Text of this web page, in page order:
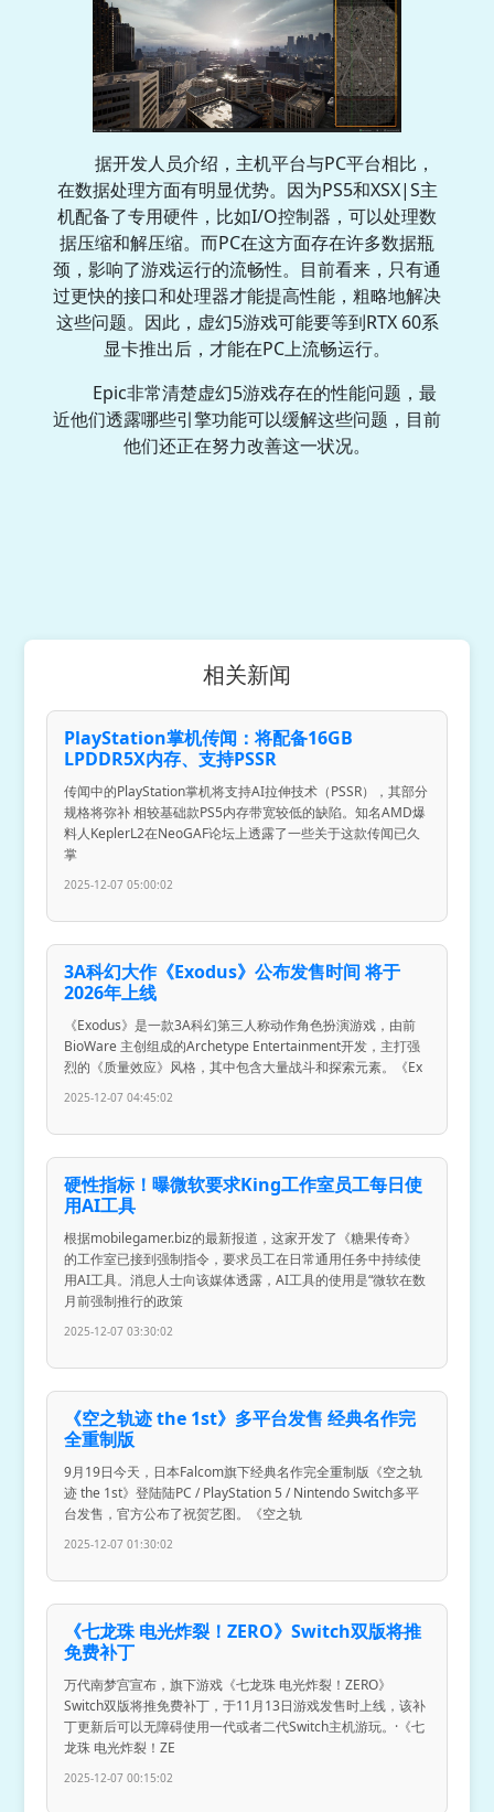
据开发人员介绍，主机平台与PC平台相比，
在数据处理方面有明显优势。因为PS5和XSX|S主
机配备了专用硬件，比如I/O控制器，可以处理数
据压缩和解压缩。而PC在这方面存在许多数据瓶
颈，影响了游戏运行的流畅性。目前看来，只有通
过更快的接口和处理器才能提高性能，粗略地解决
这些问题。因此，虚幻5游戏可能要等到RTX 60系
显卡推出后，才能在PC上流畅运行。
Epic非常清楚虚幻5游戏存在的性能问题，最
近他们透露哪些引擎功能可以缓解这些问题，目前
他们还正在努力改善这一状况。
相关新闻
PlayStation掌机传闻：将配备16GB
LPDDR5X内存、支持PSSR
传闻中的PlayStation掌机将支持AI拉伸技术（PSSR），其部分
规格将弥补 相较基础款PS5内存带宽较低的缺陷。知名AMD爆
料人KeplerL2在NeoGAF论坛上透露了一些关于这款传闻已久
掌
2025-12-07 05:00:02
3A科幻大作《Exodus》公布发售时间 将于
2026年上线
《Exodus》是一款3A科幻第三人称动作角色扮演游戏，由前
BioWare 主创组成的Archetype Entertainment开发，主打强
烈的《质量效应》风格，其中包含大量战斗和探索元素。《Ex
2025-12-07 04:45:02
硬性指标！曝微软要求King工作室员工每日使
用AI工具
根据mobilegamer.biz的最新报道，这家开发了《糖果传奇》
的工作室已接到强制指令，要求员工在日常通用任务中持续使
用AI工具。消息人士向该媒体透露，AI工具的使用是“微软在数
月前强制推行的政策
2025-12-07 03:30:02
《空之轨迹 the 1st》多平台发售 经典名作完
全重制版
9月19日今天，日本Falcom旗下经典名作完全重制版《空之轨
迹 the 1st》登陆陆PC / PlayStation 5 / Nintendo Switch多平
台发售，官方公布了祝贺艺图。《空之轨
2025-12-07 01:30:02
《七龙珠 电光炸裂！ZERO》Switch双版将推
免费补丁
万代南梦宫宣布，旗下游戏《七龙珠 电光炸裂！ZERO》
Switch双版将推免费补丁，于11月13日游戏发售时上线，该补
丁更新后可以无障碍使用一代或者二代Switch主机游玩。·《七
龙珠 电光炸裂！ZE
2025-12-07 00:15:02